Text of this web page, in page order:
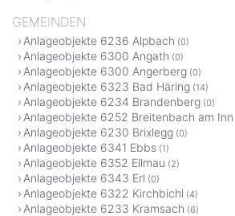
GEMEINDEN
Anlageobjekte 6236 Alpbach (0)
Anlageobjekte 6300 Angath (0)
Anlageobjekte 6300 Angerberg (0)
Anlageobjekte 6323 Bad Häring (14)
Anlageobjekte 6234 Brandenberg (0)
Anlageobjekte 6252 Breitenbach am Inn
Anlageobjekte 6230 Brixlegg (0)
Anlageobjekte 6341 Ebbs (1)
Anlageobjekte 6352 Ellmau (2)
Anlageobjekte 6343 Erl (0)
Anlageobjekte 6322 Kirchbichl (4)
Anlageobjekte 6233 Kramsach (6)